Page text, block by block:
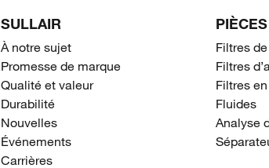
SULLAIR
À notre sujet
Promesse de marque
Qualité et valeur
Durabilité
Nouvelles
Événements
Carrières
PIÈCES
Filtres
Filtres
Filtres
Fluides
Analyse